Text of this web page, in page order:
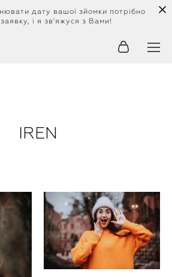
дату вашої зйомки потрібно
і я зв'яжуся з Вами!
IREN